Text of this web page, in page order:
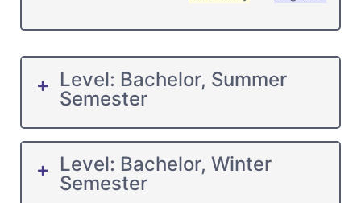
Level: Bachelor, Summer
Semester
Level: Bachelor, Winter
Semester